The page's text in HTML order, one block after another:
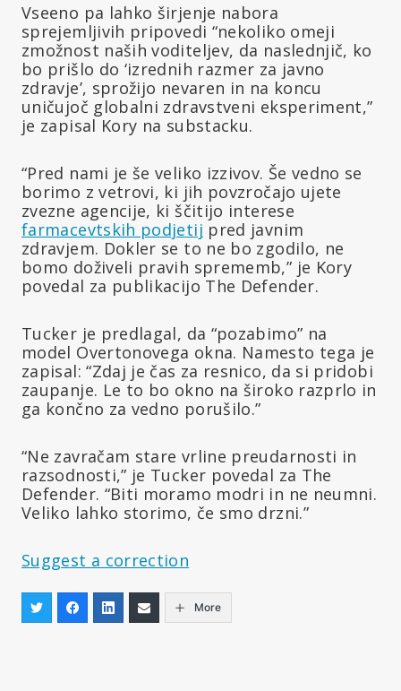
Vseeno pa lahko širjenje nabora
sprejemljivih pripovedi “nekoliko omeji
zmožnost naših voditeljev, da naslednjič, ko
bo prišlo do ‘izrednih razmer za javno
zdravje’, sprožijo nevaren in na koncu
uničujoč globalni zdravstveni eksperiment,”
je zapisal Kory na substacku.
“Pred nami je še veliko izzivov. Še vedno se
borimo z vetrovi, ki jih povzročajo ujete
zvezne agencije, ki ščitijo interese
farmacevtskih podjetij pred javnim
zdravjem. Dokler se to ne bo zgodilo, ne
bomo doživeli pravih sprememb,” je Kory
povedal za publikacijo The Defender.
Tucker je predlagal, da “pozabimo” na
model Overtonovega okna. Namesto tega je
zapisal: “Zdaj je čas za resnico, da si pridobi
zaupanje. Le to bo okno na široko razprlo in
ga končno za vedno porušilo.”
“Ne zavračam stare vrline preudarnosti in
razsodnosti,” je Tucker povedal za The
Defender. “Biti moramo modri in ne neumni.
Veliko lahko storimo, če smo drzni.”
Suggest a correction
More